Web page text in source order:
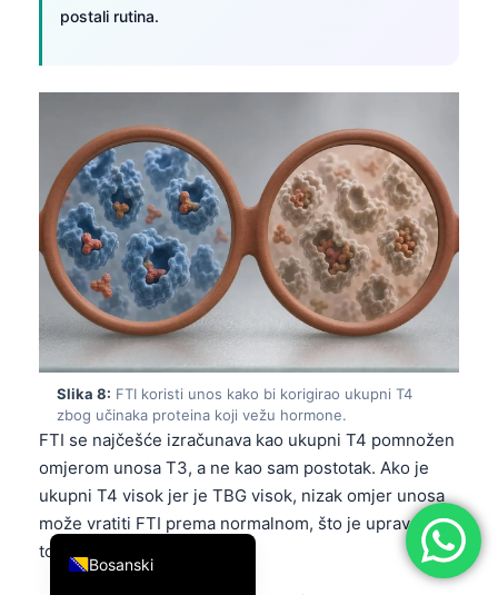
postali rutina.
Slika 8: FTI koristi unos kako bi korigirao ukupni T4
zbog učinaka proteina koji vežu hormone.
FTI se najčešće izračunava kao ukupni T4 pomnožen
omjerom unosa T3, a ne kao sam postotak. Ako je
ukupni T4 visok jer je TBG visok, nizak omjer unosa
može vratiti FTI prema normalnom, što je upravo cilj
tog izračuna.
Bosanski
English
Deutsch
العربية
Français
Italiano
Español
Português
Ελληνικά
Türkçe
Română
简体中文
Dansk